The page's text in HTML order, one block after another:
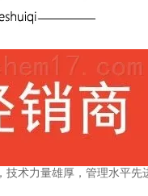
术力量雄厚，管理水平先